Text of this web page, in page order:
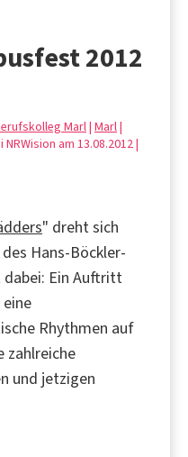
2012
Marl| Marl|
am 13.08.2012 |
" dreht sich
Hans-Böckler-
Ein Auftritt
Rhythmen auf
zahlreiche
und jetzigen